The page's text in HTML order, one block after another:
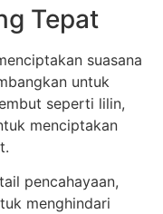
Tepat
suasana
untuk
seperti lilin,
menciptakan
pencahayaan,
menghindari